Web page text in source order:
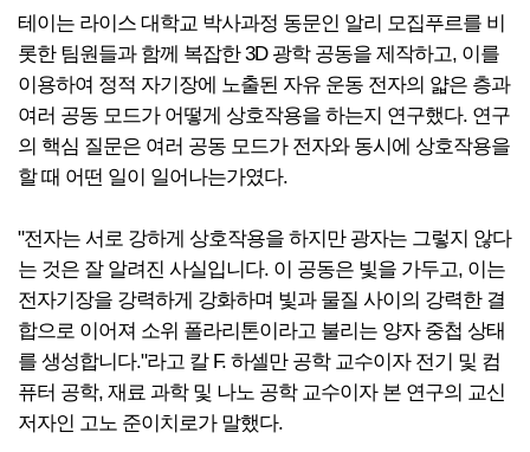
테이는 라이스 대학교 박사과정 동문인 알리 모집푸르를 비
롯한 팀원들과 함께 복잡한 3D 광학 공동을 제작하고, 이를
이용하여 정적 자기장에 노출된 자유 운동 전자의 얇은 층과
여러 공동 모드가 어떻게 상호작용을 하는지 연구했다. 연구
의 핵심 질문은 여러 공동 모드가 전자와 동시에 상호작용을
할 때 어떤 일이 일어나는가였다.
"전자는 서로 강하게 상호작용을 하지만 광자는 그렇지 않다
는 것은 잘 알려진 사실입니다. 이 공동은 빛을 가두고, 이는
전자기장을 강력하게 강화하며 빛과 물질 사이의 강력한 결
합으로 이어져 소위 폴라리톤이라고 불리는 양자 중첩 상태
를 생성합니다."라고 칼 F. 하셀만 공학 교수이자 전기 및 컴
퓨터 공학, 재료 과학 및 나노 공학 교수이자 본 연구의 교신
저자인 고노 준이치로가 말했다.